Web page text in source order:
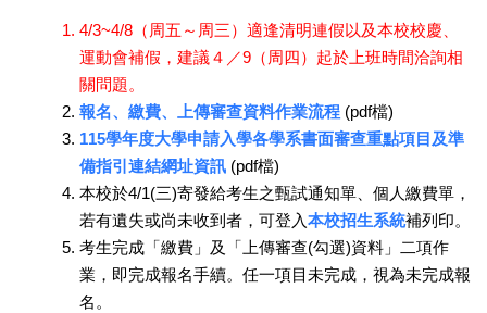
4/3~4/8（周五～周三）適逢清明連假以及本校校慶、
運動會補假，建議４／9（周四）起於上班時間洽詢相
關問題。
報名、繳費、上傳審查資料作業流程 (pdf檔)
115學年度大學申請入學各學系書面審查重點項目及準
備指引連結網址資訊 (pdf檔)
本校於4/1(三)寄發給考生之甄試通知單、個人繳費單，
若有遺失或尚未收到者，可登入本校招生系統補列印。
考生完成「繳費」及「上傳審查(勾選)資料」二項作
業，即完成報名手續。任一項目未完成，視為未完成報
名。